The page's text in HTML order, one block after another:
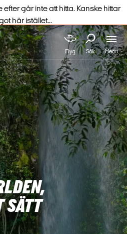
Flyg Sök Menu
SÄTT
går inte att hitta. Kanske hittar
här istället...